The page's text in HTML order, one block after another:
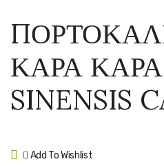
ΚΑΡΑ ΚΑΡΑ
SINENSIS
Add To Wishlist